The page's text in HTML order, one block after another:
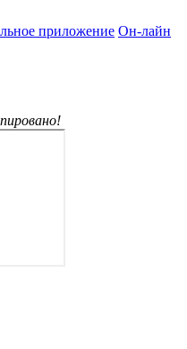
приложение Он-лайн